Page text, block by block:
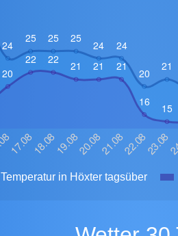
Temperatur in Höxter tagsüber